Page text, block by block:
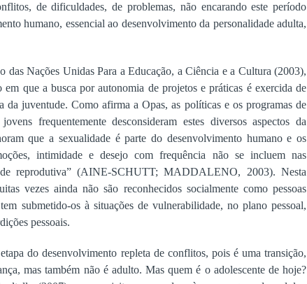
de dificuldades, de problemas, não encarando este período
humano, essencial ao desenvolvimento da personalidade adulta,
das Nações Unidas Para a Educação, a Ciência e a Cultura (2003),
em que a busca por autonomia de projetos e práticas é exercida de
juventude. Como afirma a Opas, as políticas e os programas de
frequentemente desconsideram estes diversos aspectos da
que a sexualidade é parte do desenvolvimento humano e os
intimidade e desejo com frequência não se incluem nas
reprodutiva” (AINE-SCHUTT; MADDALENO, 2003). Nesta
vezes ainda não são reconhecidos socialmente como pessoas
submetido-os à situações de vulnerabilidade, no plano pessoal,
pessoais.
do desenvolvimento repleta de conflitos, pois é uma transição,
mas também não é adulto. Mas quem é o adolescente de hoje?